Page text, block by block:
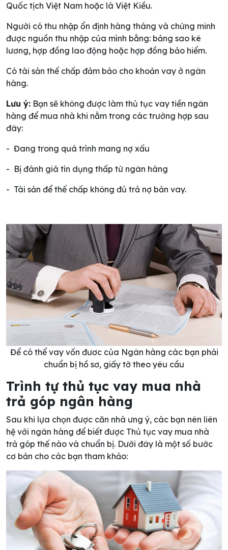
Quốc tịch Việt Nam hoặc là Việt Kiều.
Người có thu nhập ổn định hàng tháng và chứng minh
được nguồn thu nhập của mình bằng: bảng sao kê
lương, hợp đồng lao động hoặc hợp đồng bảo hiểm.
Có tài sản thế chấp đảm bảo cho khoản vay ở ngân
hàng.
Lưu ý: Bạn sẽ không được làm thủ tục vay tiền ngân
hàng để mua nhà khi nằm trong các trường hợp sau
đây:
- Đang trong quá trình mang nợ xấu
- Bị đánh giá tín dụng thấp từ ngân hàng
- Tài sản để thế chấp không đủ trả nợ bản vay.
Để có thể vay vốn đươc của Ngân hàng các bạn phải
chuẩn bị hồ sơ, giấy tờ theo yêu cầu
Trình tự thủ tục vay mua nhà
trả góp ngân hàng
Sau khi lựa chọn được căn nhà ưng ý, các bạn nên liên
hệ với ngân hàng để biết được Thủ tục vay mua nhà
trả góp thế nào và chuẩn bị. Dưới đây là một số bước
cơ bản cho các bạn tham khảo: